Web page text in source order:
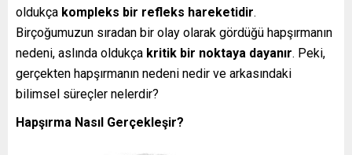
oldukça kompleks bir refleks hareketidir.
Birçoğumuzun sıradan bir olay olarak gördüğü hapşırmanın
nedeni, aslında oldukça kritik bir noktaya dayanır. Peki,
gerçekten hapşırmanın nedeni nedir ve arkasındaki
bilimsel süreçler nelerdir?
Hapşırma Nasıl Gerçekleşir?